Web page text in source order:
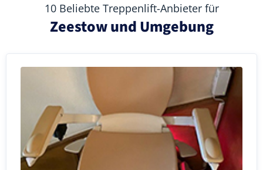
10 Beliebte Treppenlift-Anbieter für
Zeestow und Umgebung